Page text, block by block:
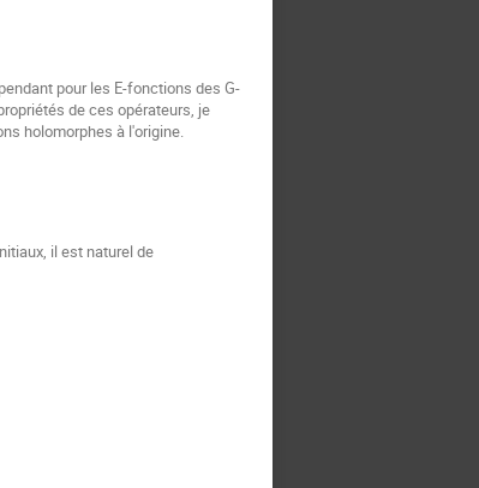
pour les E-fonctions des G-
de ces opérateurs, je
holomorphes à l'origine.
il est naturel de